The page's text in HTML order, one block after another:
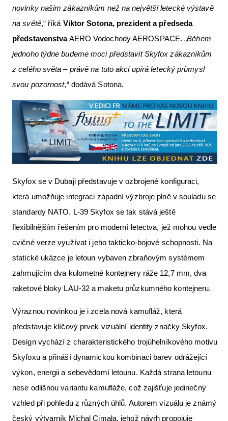
novinky našim zákazníkům než na největší letecké výstavě
na světě,“ říká Viktor Sotona, prezident a předseda
představenstvaAERO Vodochody AEROSPACE. „Během
jednoho týdne budeme moci představit Skyfox zákazníkům
z celého světa – právě na tuto akci upírá letecký průmysl
svou pozornost,“ dodává Sotona.
Skyfox se v Dubaji představuje v ozbrojené konfiguraci,
která umožňuje integraci západní výzbroje plně v souladu se
standardy NATO. L-39 Skyfox se tak stává ještě
flexibilnějším řešením pro moderní letectva, jež mohou vedle
cvičné verze využívat i jeho takticko-bojové schopnosti. Na
statické ukázce je letoun vybaven zbraňovým systémem
zahrnujícím dva kulometné kontejnery ráže 12,7 mm, dva
raketové bloky LAU-32 a maketu průzkumného kontejneru.
Výraznou novinkou je i zcela nová kamufláž, která
představuje klíčový prvek vizuální identity značky Skyfox.
Design vychází z charakteristického trojúhelníkového motivu
Skyfoxu a přináší dynamickou kombinaci barev odrážející
výkon, energii a sebevědomí letounu. Každá strana letounu
nese odlišnou variantu kamufláže, což zajišťuje jedinečný
vzhled při pohledu z různých úhlů. Autorem vizuálu je známý
český výtvarník Michal Cimala, jehož návrh propojuje